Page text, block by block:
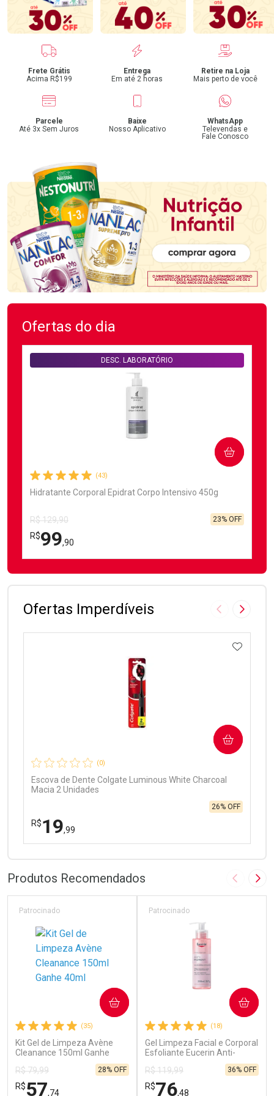
Benefícios
Frete Grátis
Acima R$199
Entrega
Em até 2 horas
Retire na Loja
Mais perto de você
Parcele
Até 3x Sem Juros
Baixe
Nosso Aplicativo
WhatsApp
Televendas e
Fale Conosco
Ofertas do dia
(43)
Hidratante Corporal Epidrat Corpo Intensivo 450g
DESC. LABORATÓRIO
R$ 129,90
R$99,90
23% OFF
COMPRAR
FECHAR
FECHAR
Ofertas Imperdíveis Imagem
(0)
Escova de Dente Colgate Luminous White Charcoal
Macia 2 Unidades
R$19,99
26% OFF
COMPRAR
Laboratório
Comprar sem Desconto
Por Menos
Comprar sem Desconto
Produtos Recomendados Imagem
(35)
Kit Gel de Limpeza Avène
Cleanance 150ml Ganhe
Patrocinado
R$ 79,99
R$57,74
28% OFF
COMPRAR
(18)
Gel Limpeza Facial e Corporal
Esfoliante Eucerin Anti-
Patrocinado
R$ 119,99
R$76,48
36% OFF
COMPRAR